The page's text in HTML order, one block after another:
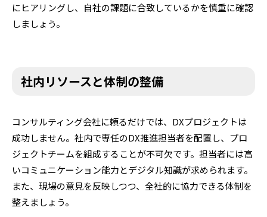
にヒアリングし、自社の課題に合致しているかを慎重に確認
しましょう。
社内リソースと体制の整備
コンサルティング会社に頼るだけでは、DXプロジェクトは
成功しません。社内で専任のDX推進担当者を配置し、プロ
ジェクトチームを組成することが不可欠です。担当者には高
いコミュニケーション能力とデジタル知識が求められます。
また、現場の意見を反映しつつ、全社的に協力できる体制を
整えましょう。